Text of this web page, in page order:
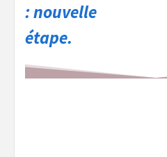
: nouvelle
étape.